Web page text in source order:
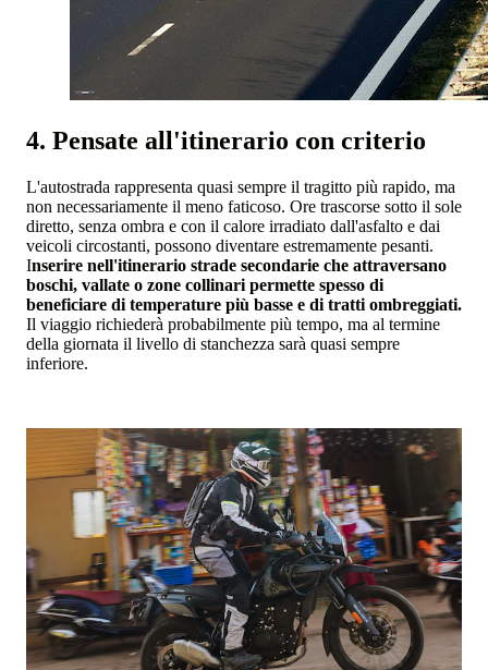
4. Pensate all'itinerario con criterio
L'autostrada rappresenta quasi sempre il tragitto più rapido, ma
non necessariamente il meno faticoso. Ore trascorse sotto il sole
diretto, senza ombra e con il calore irradiato dall'asfalto e dai
veicoli circostanti, possono diventare estremamente pesanti.
Inserire nell'itinerario strade secondarie che attraversano
boschi, vallate o zone collinari permette spesso di
beneficiare di temperature più basse e di tratti ombreggiati.
Il viaggio richiederà probabilmente più tempo, ma al termine
della giornata il livello di stanchezza sarà quasi sempre
inferiore.